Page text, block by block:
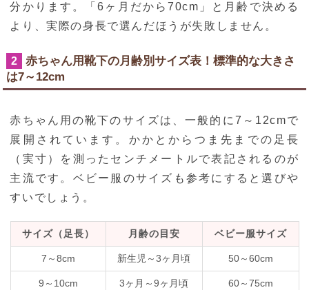
分かります。「6ヶ月だから70cm」と月齢で決める
より、実際の身長で選んだほうが失敗しません。
2
赤ちゃん用靴下の月齢別サイズ表！標準的な大きさ
は7～12cm
赤ちゃん用の靴下のサイズは、一般的に7～12cmで
展開されています。かかとからつま先までの足長
（実寸）を測ったセンチメートルで表記されるのが
主流です。ベビー服のサイズも参考にすると選びや
すいでしょう。
サイズ（足長） 月齢の目安 ベビー服サイズ
7～8cm 新生児～3ヶ月頃 50～60cm
9～10cm 3ヶ月～9ヶ月頃 60～75cm